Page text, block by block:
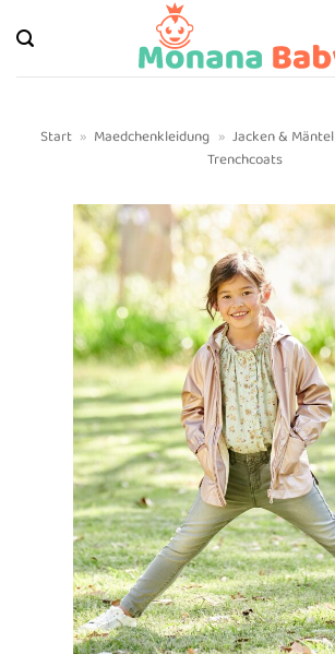
Inhalt
springen
Start » Maedchenkleidung » Jacken & Mäntel
Trenchcoats